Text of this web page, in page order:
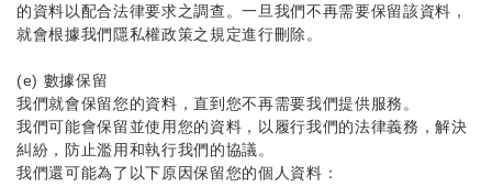
的資料以配合法律要求之調查。一旦我們不再需要保留該資料，
就會根據我們隱私權政策之規定進行刪除。
(e) 數據保留
我們就會保留您的資料，直到您不再需要我們提供服務。
我們可能會保留並使用您的資料，以履行我們的法律義務，解決
糾紛，防止濫用和執行我們的協議。
我們還可能為了以下原因保留您的個人資料：